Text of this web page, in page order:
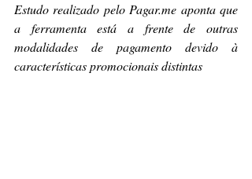
Estudo realizado pelo Pagar.me aponta que
a ferramenta está a frente de outras
modalidades de pagamento devido à
características promocionais distintas